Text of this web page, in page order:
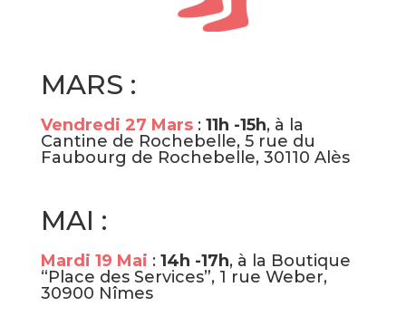
MARS :
Vendredi 27 Mars : 11h -15h, à la
Cantine de Rochebelle, 5 rue du
Faubourg de Rochebelle, 30110 Alès
MAI :
Mardi 19 Mai : 14h -17h, à la Boutique
“Place des Services”, 1 rue Weber,
30900 Nîmes